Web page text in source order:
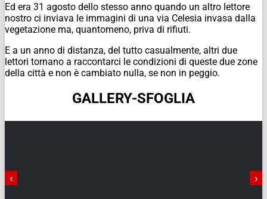
Ed era 31 agosto dello stesso anno quando un altro lettore
nostro ci inviava le immagini di una via Celesia invasa dalla
vegetazione ma, quantomeno, priva di rifiuti.
E a un anno di distanza, del tutto casualmente, altri due
lettori tornano a raccontarci le condizioni di queste due zone
della città e non è cambiato nulla, se non in peggio.
GALLERY-SFOGLIA
‹ ›